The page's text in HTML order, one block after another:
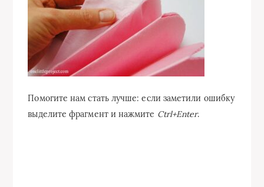
Помогите нам стать лучше: если заметили ошибку
выделите фрагмент и нажмите Ctrl+Enter.